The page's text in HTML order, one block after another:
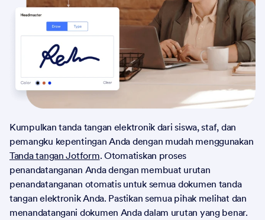
Kumpulkan tanda tangan elektronik dari siswa, staf, dan
pemangku kepentingan Anda dengan mudah menggunakan
Tanda tangan Jotform. Otomatiskan proses
penandatanganan Anda dengan membuat urutan
penandatanganan otomatis untuk semua dokumen tanda
tangan elektronik Anda. Pastikan semua pihak melihat dan
menandatangani dokumen Anda dalam urutan yang benar.